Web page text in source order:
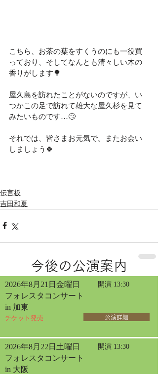
こちら、お茶の葉をすくうのにも一役買
っており、そしてなんとも清々しい木の
香りがします🌳
屋久島を訪れたことがないのですが、い
つかこの足で訪れて雄大な屋久杉を見て
みたいものです…🙄
それでは、皆さまお元気で。またお会い
しましょう🍀
伝言板
吉田和夏
今後の公演案内
2026年8月21日金曜日 開演 13:30
フォレスタコンサート
in 加東
チケット発売 公演詳細
2026年8月22日土曜日 開演 13:30
フォレスタコンサート
in 大阪